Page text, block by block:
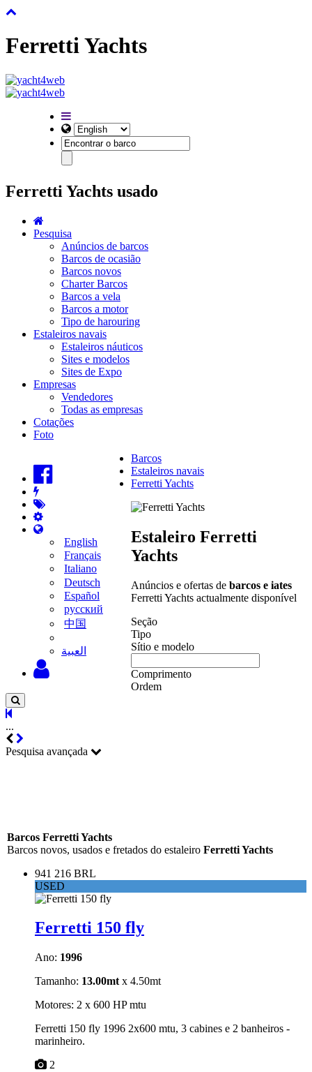
Ferretti Yachts
Ferretti Yachts usado
Pesquisa
Anúncios de barcos
Barcos de ocasião
Barcos novos
Charter Barcos
Barcos a vela
Barcos a motor
Tipo de harouring
Estaleiros navais
Estaleiros náuticos
Sites e modelos
Sites de Expo
Empresas
Vendedores
Todas as empresas
Cotações
Foto
English
Français
Italiano
Deutsch
Español
русский
中国
‫العبية
Barcos
Estaleiros navais
Ferretti Yachts
Estaleiro Ferretti
Yachts
Anúncios e ofertas de barcos e iates
Ferretti Yachts actualmente disponível
Seção
Tipo
Sítio e modelo
Comprimento
Ordem
...
Pesquisa avançada
Barcos Ferretti Yachts
Barcos novos, usados e fretados do estaleiro Ferretti Yachts
941 216 BRL
USED
Ferretti 150 fly
Ano: 1996
Tamanho: 13.00mt x 4.50mt
Motores: 2 x 600 HP mtu
Ferretti 150 fly 1996 2x600 mtu, 3 cabines e 2 banheiros -
marinheiro.
2